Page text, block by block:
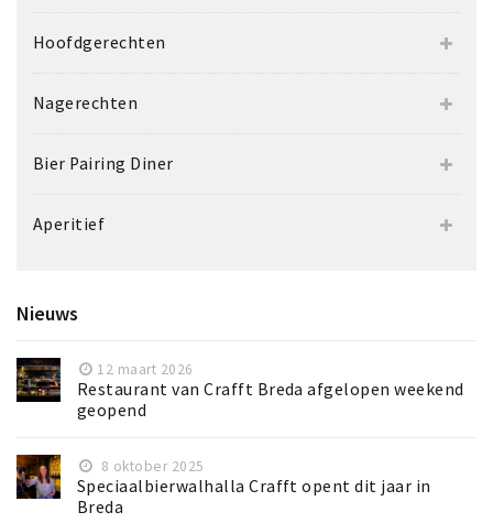
Hoofdgerechten
Nagerechten
Bier Pairing Diner
Aperitief
Nieuws
12 maart 2026
Restaurant van Crafft Breda afgelopen weekend
geopend
8 oktober 2025
Speciaalbierwalhalla Crafft opent dit jaar in
Breda